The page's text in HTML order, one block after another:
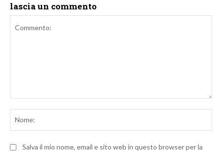
lascia un commento
Salva il mio nome, email e sito web in questo browser per la